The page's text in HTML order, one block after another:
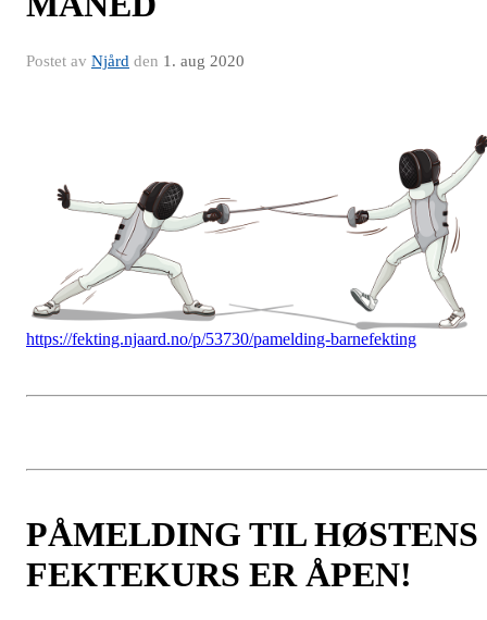
Postet av Njård den 1. aug 2020
https://fekting.njaard.no/p/53730/pamelding-barnefekting
PÅMELDING TIL HØSTENS
FEKTEKURS ER ÅPEN!